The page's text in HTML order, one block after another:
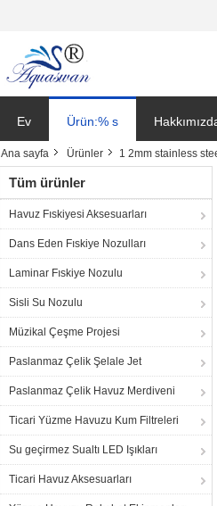
Ev Ürün:% s
Ana sayfa Ürünler 1 2mm stainless
Tüm ürünler
Havuz Fıskiyesi Aksesuarları
Dans Eden Fıskiye Nozulları
Laminar Fıskiye Nozulu
Sisli Su Nozulu
Müzikal Çeşme Projesi
Paslanmaz Çelik Şelale Jet
Paslanmaz Çelik Havuz Merdiveni
Ticari Yüzme Havuzu Kum Filtreleri
Su geçirmez Sualtı LED Işıkları
Ticari Havuz Aksesuarları